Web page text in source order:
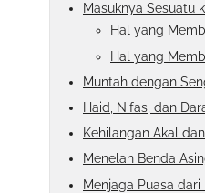
Masuknya Sesuatu
Hal yang
Hal yang
Muntah dengan
Haid, Nifas, dan
Kehilangan Akal
Menelan Benda
Menjaga Puasa